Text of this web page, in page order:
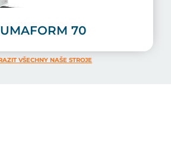
70
VŠECHNY NAŠE STROJE